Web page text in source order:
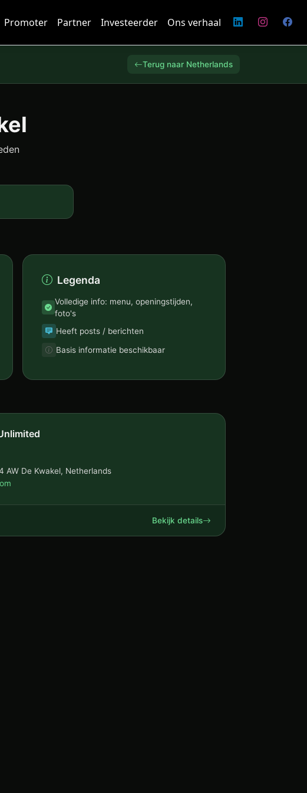
Promoter Partner Investeerder Ons verhaal
Terug naar Netherlands
Legenda
Volledige info: menu, openingstijden,
foto's
Heeft posts / berichten
Basis informatie beschikbaar
AW De Kwakel, Netherlands
Bekijk details